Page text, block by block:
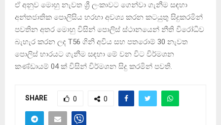
ඒ අනුව මොහු නැවත ශ්‍රී ලංකාවට ගෙන්වා ගැනීම සඳහා
අන්තජාතික පොලිසිය හරහා අවශ්‍ය කරන කටයුතු සිදුකරමින්
පවතින අතර මොහු විසින් පොලිස් ස්ථානයෙන් නීති විරෝධිව
බැහැර කරන ලද T56 ගිනි අවිය සහ පතරොම් 30 නැවත
පොලිස් භාරයට ගැනීම සඳහා මේ වන විට විර්මශන
කණ්ඩායම් 04 ක් විසින් විර්මශන සිදු කරමින් පවති.
SHARE 0 0